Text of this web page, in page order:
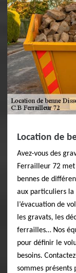
Location de
Avez-vous des
Ferrailleur 72
bennes de
aux particuliers
l’évacuation de
les gravats, les
ferrailles… Nos
pour définir le
besoins.
sommes présents